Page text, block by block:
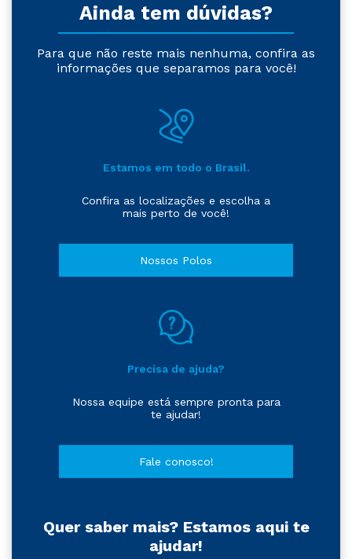
Ainda tem dúvidas?
Para que não reste mais nenhuma, confira as
informações que separamos para você!
Estamos em todo o Brasil.
Confira as localizações e escolha a
mais perto de você!
Nossos Polos
Precisa de ajuda?
Nossa equipe está sempre pronta para
te ajudar!
Fale conosco!
Quer saber mais? Estamos aqui te
ajudar!